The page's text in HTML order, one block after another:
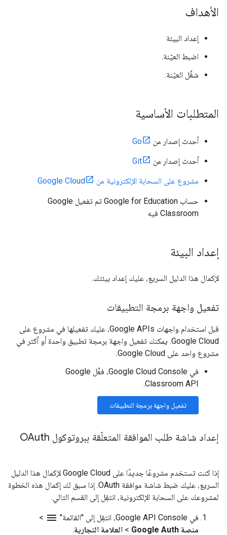
الأهداف
إعداد البيئة
اضبط العيّنة.
شغِّل العيّنة.
المتطلبات الأساسية
أحدث إصدار من Go
أحدث إصدار من Git
مشروع على السحابة الإلكترونية من Google Cloud
حساب Google for Education تم تفعيل Google
Classroom فيه
إعداد البيئة
لإكمال هذا الدليل السريع، عليك إعداد بيئتك.
تفعيل واجهة برمجة التطبيقات
قبل استخدام واجهات Google APIs، عليك تفعيلها في مشروع على
Google Cloud. يمكنك تفعيل واجهة برمجة تطبيق واحدة أو أكثر في
مشروع واحد على Google Cloud.
في Google Cloud Console، فعِّل Google
Classroom API.
تفعيل واجهة برمجة التطبيقات
إعداد شاشة طلب الموافقة المتعلّقة ببروتوكول OAuth
إذا كنت تستخدم مشروعًا جديدًا على Google Cloud لإكمال هذا الدليل
السريع، عليك ضبط شاشة موافقة OAuth. إذا سبق لك إكمال هذه الخطوة
لمشروعك على السحابة الإلكترونية، انتقِل إلى القسم التالي.
في Google API Console، انتقِل إلى "القائمة" menu
>
منصة Google Auth
> العلامة التجارية.